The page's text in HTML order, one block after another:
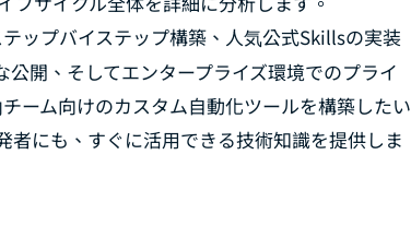
ップバイステップ構築、人気公式Skillsの実装
開、そしてエンタープライズ環境でのプライ
ーム向けのカスタム自動化ツールを構築したい
にも、すぐに活用できる技術知識を提供しま